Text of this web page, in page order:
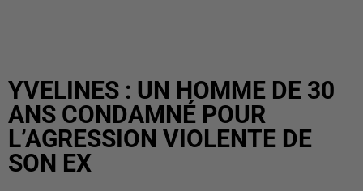
YVELINES : UN HOMME DE 30
ANS CONDAMNÉ POUR
L’AGRESSION VIOLENTE DE
SON EX